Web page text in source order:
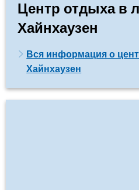
Центр отдыха в
Хайнхаузен
Вся информация о
Хайнхаузен